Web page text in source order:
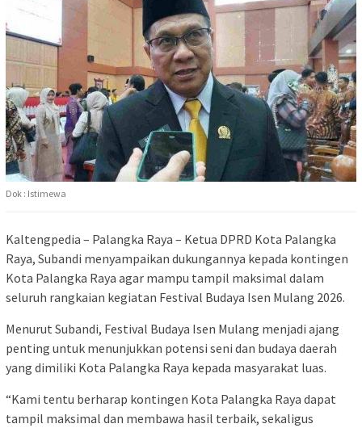
Dok : Istimewa
Kaltengpedia – Palangka Raya – Ketua DPRD Kota Palangka
Raya, Subandi menyampaikan dukungannya kepada kontingen
Kota Palangka Raya agar mampu tampil maksimal dalam
seluruh rangkaian kegiatan Festival Budaya Isen Mulang 2026.
Menurut Subandi, Festival Budaya Isen Mulang menjadi ajang
penting untuk menunjukkan potensi seni dan budaya daerah
yang dimiliki Kota Palangka Raya kepada masyarakat luas.
“Kami tentu berharap kontingen Kota Palangka Raya dapat
tampil maksimal dan membawa hasil terbaik, sekaligus